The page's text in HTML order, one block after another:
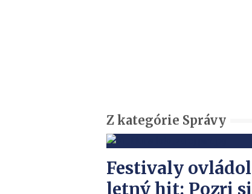
Z kategórie Správy
Festivaly ovládol
letný hit: Pozri si